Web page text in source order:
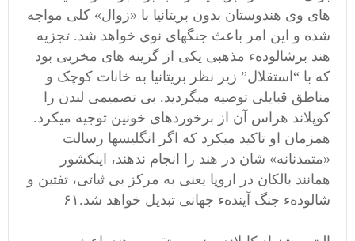
های وی هندوستان بدون بریتانیا با «زوال» کلی مواجه
شده و این امر باعث جنگهای نوی خواهد شد. تجزیه
هند برشالودهء مذهبی یکی از گزینه های مخربی بود
که با “استقلال” زیر نظر بریتانیا به خانات کوچک و
مناطق قبایلی توصیه میگردید. بی تصمیمی لندن را
کوپلاند هراس آن از برخوردهای خونین توجیه میکرد.
همزمان او تاکید میکرد که اگر انگلیسها رسالت
«متمدنانه» شان در هند را انجام ندهند، اینکشور
همانند بالکان در اروپا یعنی به مرکز بی ثباتی، تفتین و
شالودهء جنگ آیندهء جهانی تبدیل خواهد شد.۶۱